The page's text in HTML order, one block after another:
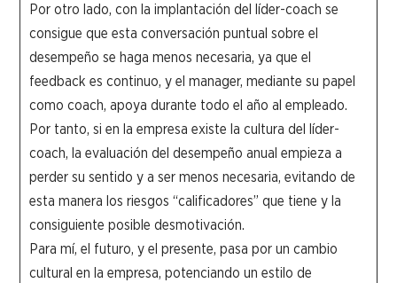
Por otro lado, con la implantación del líder-coach se
consigue que esta conversación puntual sobre el
desempeño se haga menos necesaria, ya que el
feedback es continuo, y el manager, mediante su papel
como coach, apoya durante todo el año al empleado.
Por tanto, si en la empresa existe la cultura del líder-
coach, la evaluación del desempeño anual empieza a
perder su sentido y a ser menos necesaria, evitando de
esta manera los riesgos “calificadores” que tiene y la
consiguiente posible desmotivación.
Para mí, el futuro, y el presente, pasa por un cambio
cultural en la empresa, potenciando un estilo de